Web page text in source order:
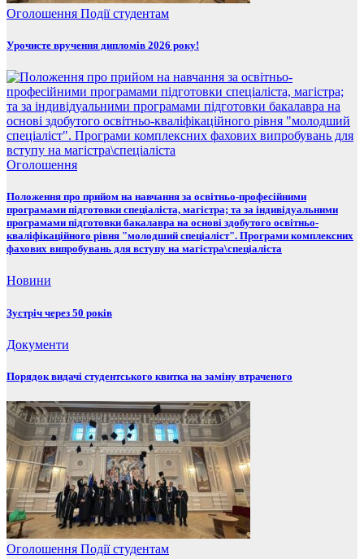
Оголошення Подіїстудентам
Урочисте вручення дипломів 2026 року!
Оголошення
Положення про прийом на навчання за освітньо-професійними
програмами підготовки спеціаліста, магістра; та за індивідуальними
програмами підготовки бакалавра на основі здобутого освітньо-
кваліфікаційного рівня "молодший спеціаліст". Програми комплексних
фахових випробувань для вступу на магістра\спеціаліста
Новини
Зустріч через 50 років
Документи
Порядок видачі студентського квитка на заміну втраченого
Оголошення Подіїстудентам